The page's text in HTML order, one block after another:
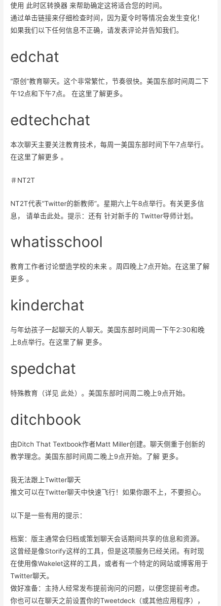
使用 此时区转换器 来帮助确定这将适合您的时间。
通过单击链接来仔细检查时间，因为夏令时等情况会发生变化！
如果我们以下任何信息不正确，请发表评论并告知我们。
edchat
“原创”教育聊天。这个非常繁忙，节奏很快。美国东部时间周二下
午12点和下午7点。 在这里了解更多。
edtechchat
本次聊天主要关注教育技术，每周一美国东部时间下午7点举行。
在这里了解更多 。
＃NT2T
NT2T代表“Twitter的新教师”。星期六上午8点举行。有关更多信
息， 请单击此处。提示：还有 针对新手的 Twitter导师计划。
whatisschool
教育工作者讨论塑造学校的未来 。周四晚上7点开始。在这里了解
更多 。
kinderchat
与年幼孩子一起聊天的人聊天。美国东部时间周一下午2:30和晚
上8点举行。在这里了解 更多。
spedchat
特殊教育（详见 此处）。美国东部时间周二晚上9点开始。
ditchbook
由Ditch That Textbook作者Matt Miller创建。聊天侧重于创新的
教学理念。美国东部时间周二晚上9点开始。了解 更多。
我无法跟上Twitter聊天
推文可以在Twitter聊天中快速飞行！如果你跟不上，不要担心。
以下是一些有用的提示：
档案：版主通常会归档或策划聊天会话期间共享的信息和资源。
这曾经是像Storify这样的工具，但是这项服务已经关闭。有时现
在使用像Wakelet这样的工具，或者有一个特定的网站或博客用于
Twitter聊天。
做好准备：主持人经常发布提前询问的问题，以便您提前考虑。
你也可以在聊天之前设置你的Tweetdeck（或其他应用程序），